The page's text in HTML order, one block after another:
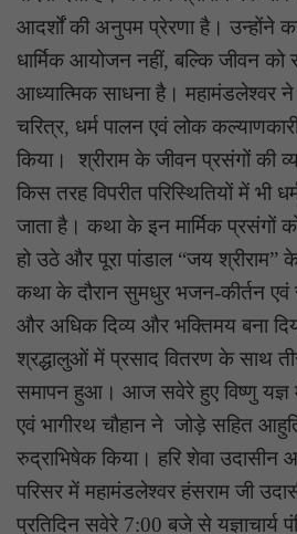
आदर्शों की अनुपम प्रेरणा है। उन्होंने
धार्मिक आयोजन नहीं, बल्कि जीवन को
आध्यात्मिक साधना है। महामंडलेश्वर
चरित्र, धर्म पालन एवं लोक
किया। श्रीराम के जीवन प्रसंगों की
किस तरह विपरीत परिस्थितियों में भी
जाता है। कथा के इन मार्मिक प्रसंगों
हो उठे और पूरा पांडाल “जय
कथा के दौरान सुमधुर भजन-कीर्तन एवं
और अधिक दिव्य और भक्तिमय बना
श्रद्धालुओं में प्रसाद वितरण के साथ
समापन हुआ। आज सवेरे हुए विष्णु यज्ञ
एवं भागीरथ चौहान ने जोड़े सहित
रुद्राभिषेक किया। हरि शेवा
परिसर में महामंडलेश्वर हंसराम जी
प्रतिदिन सवेरे 7:00 बजे से यज्ञाचार्य